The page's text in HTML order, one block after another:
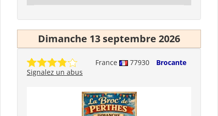
Dimanche 13 septembre 2026
France 77930
Brocante
Signalez un abus